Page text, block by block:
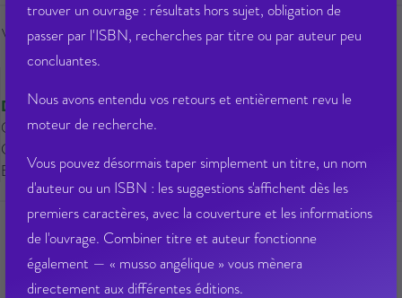
trouver un ouvrage : résultats hors sujet, obligation de
passer par l'ISBN, recherches par titre ou par auteur peu
concluantes.
Nous avons entendu vos retours et entièrement revu le
moteur de recherche.
Vous pouvez désormais taper simplement un titre, un nom
d'auteur ou un ISBN : les suggestions s'affichent dès les
premiers caractères, avec la couverture et les informations
de l'ouvrage. Combiner titre et auteur fonctionne
également — « musso angélique » vous mènera
directement aux différentes éditions.
Veuillez vousconnecterpour ajouter
au panier cet article.
Disponible
Qté dispo en magasin : 0
Gisement : 01-900-A
Etat Dilicom : Disponible
Ajouter à ma liste d’envie
Envoyer à un ami